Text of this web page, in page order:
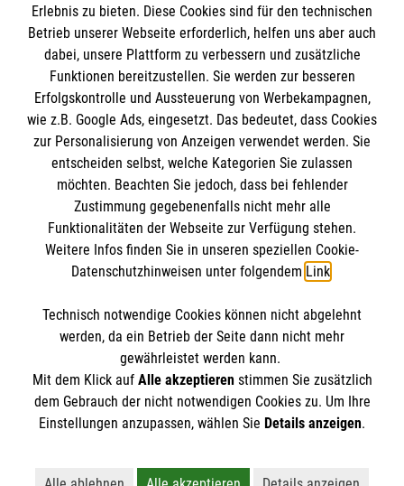
72-Stunden-Aktion
72-Stunden-Aktion
Pfingstzeltlager
Pfingstzeltlager
Sommerzeltstadt
Sommerzeltstadt
Spenden
Der Malteser Hilfsdienst e.V. ist als eingetragene
Gewerbesteuer befreit.
Erlebnis zu bieten. Diese Cookies sind für den technischen
Betrieb unserer Webseite erforderlich, helfen uns aber auch
dabei, unsere Plattform zu verbessern und zusätzliche
Funktionen bereitzustellen. Sie werden zur besseren
Erfolgskontrolle und Aussteuerung von Werbekampagnen,
wie z.B. Google Ads, eingesetzt. Das bedeutet, dass Cookies
zur Personalisierung von Anzeigen verwendet werden. Sie
entscheiden selbst, welche Kategorien Sie zulassen
möchten. Beachten Sie jedoch, dass bei fehlender
Zustimmung gegebenenfalls nicht mehr alle
Funktionalitäten der Webseite zur Verfügung stehen.
Weitere Infos finden Sie in unseren speziellen Cookie-
Datenschutzhinweisen unter folgendem Link.
Technisch notwendige Cookies können nicht abgelehnt
werden, da ein Betrieb der Seite dann nicht mehr
gewährleistet werden kann.
Mit dem Klick auf Alle akzeptierenstimmen Sie zusätzlich
dem Gebrauch der nicht notwendigen Cookies zu. Um Ihre
Einstellungen anzupassen, wählen Sie Details anzeigen.